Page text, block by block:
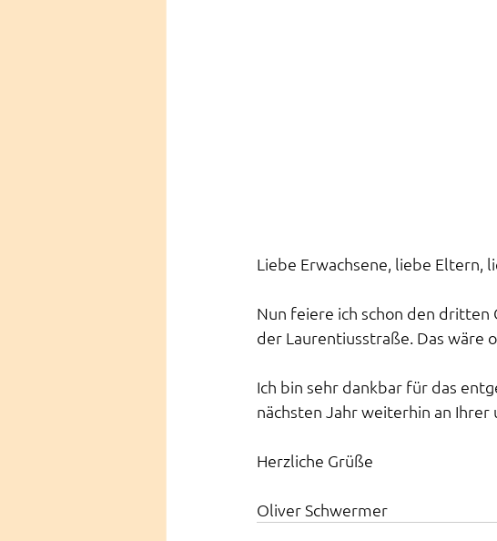
Liebe Erwachsene, liebe Eltern,
Nun feiere ich schon den dritten
der Laurentiusstraße. Das wäre
Ich bin sehr dankbar für das
nächsten Jahr weiterhin an Ihrer
Herzliche Grüße
Oliver Schwermer